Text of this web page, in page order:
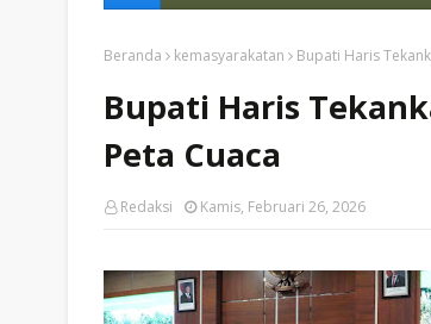
Beranda kemasyarakatan Bupati Haris
Bupati Haris
Peta Cuaca
Redaksi Kamis, Februari 26, 2026